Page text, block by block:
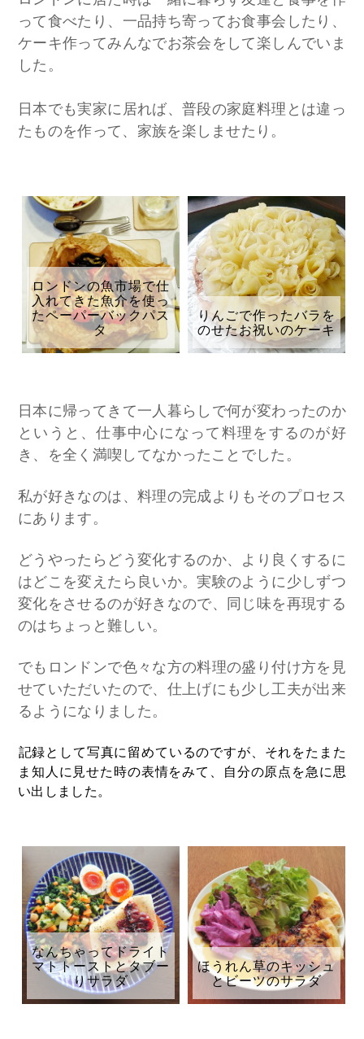
って食べたり、一品持ち寄ってお食事会したり、
ケーキ作ってみんなでお茶会をして楽しんでいま
した。
日本でも実家に居れば、普段の家庭料理とは違っ
たものを作って、家族を楽しませたり。
ロンドンの魚市場で仕
入れてきた魚介を使っ
たペーパーバックパス
タ
りんごで作ったバラを
のせたお祝いのケーキ
日本に帰ってきて一人暮らしで何が変わったのか
というと、仕事中心になって料理をするのが好
き、を全く満喫してなかったことでした。
私が好きなのは、料理の完成よりもそのプロセス
にあります。
どうやったらどう変化するのか、より良くするに
はどこを変えたら良いか。実験のように少しずつ
変化をさせるのが好きなので、同じ味を再現する
のはちょっと難しい。
でもロンドンで色々な方の料理の盛り付け方を見
せていただいたので、仕上げにも少し工夫が出来
るようになりました。
記録として写真に留めているのですが、それをたまた
ま知人に見せた時の表情をみて、自分の原点を急に思
い出しました。
なんちゃってドライト
マトトーストとタブー
りサラダ
ほうれん草のキッシュ
とビーツのサラダ